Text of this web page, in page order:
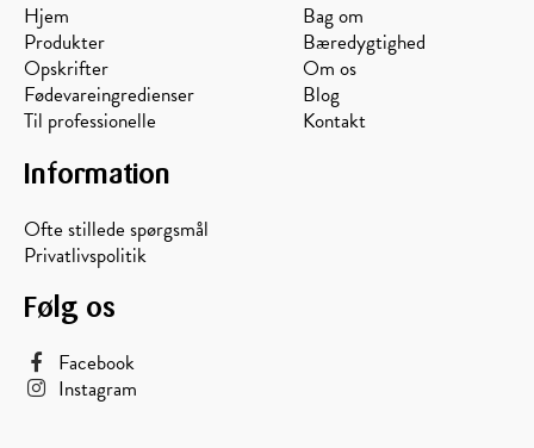
Hjem
Produkter
Opskrifter
Fødevareingredienser
Til professionelle
Bag om
Bæredygtighed
Om os
Blog
Kontakt
Information
Ofte stillede spørgsmål
Privatlivspolitik
Følg os
Facebook
Instagram